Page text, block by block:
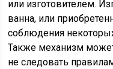
или изготовителем.
ванна, или
соблюдения
Также механизм
не следовать